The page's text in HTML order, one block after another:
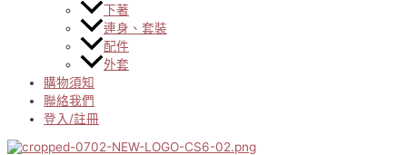
下著
連身、套裝
配件
外套
購物須知
聯絡我們
登入/註冊